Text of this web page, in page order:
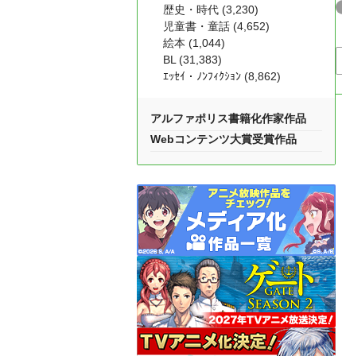
歴史・時代 (3,230)
児童書・童話 (4,652)
絵本 (1,044)
BL (31,383)
ｴｯｾｲ・ﾉﾝﾌｨｸｼｮﾝ (8,862)
アルファポリス書籍化作家作品
Webコンテンツ大賞受賞作品